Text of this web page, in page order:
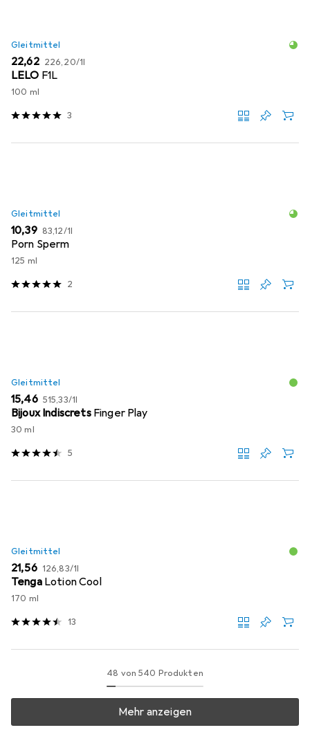
Gleitmittel
EUR
22,62 EUR
226,20/1l
LELO F1L
100 ml
3
Gleitmittel
EUR
10,39 EUR
83,12/1l
Porn Sperm
125 ml
2
Gleitmittel
EUR
15,46 EUR
515,33/1l
Bijoux Indiscrets Finger Play
30 ml
5
Gleitmittel
EUR
21,56 EUR
126,83/1l
Tenga Lotion Cool
170 ml
13
48 von 540 Produkten
Mehr anzeigen